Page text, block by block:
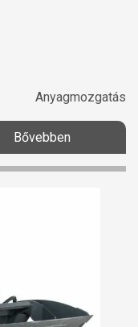
Anyagmozgatás
Bővebben